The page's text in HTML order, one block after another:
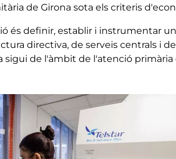
de Girona sota els criteris
és definir, establir i instrumentar
directiva, de serveis centrals i
de l'àmbit de l'atenció primària